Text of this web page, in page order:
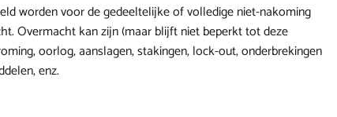
worden voor de gedeeltelijke of volledige niet-nakoming
Overmacht kan zijn (maar blijft niet beperkt tot deze
oorlog, aanslagen, stakingen, lock-out, onderbrekingen
enz.